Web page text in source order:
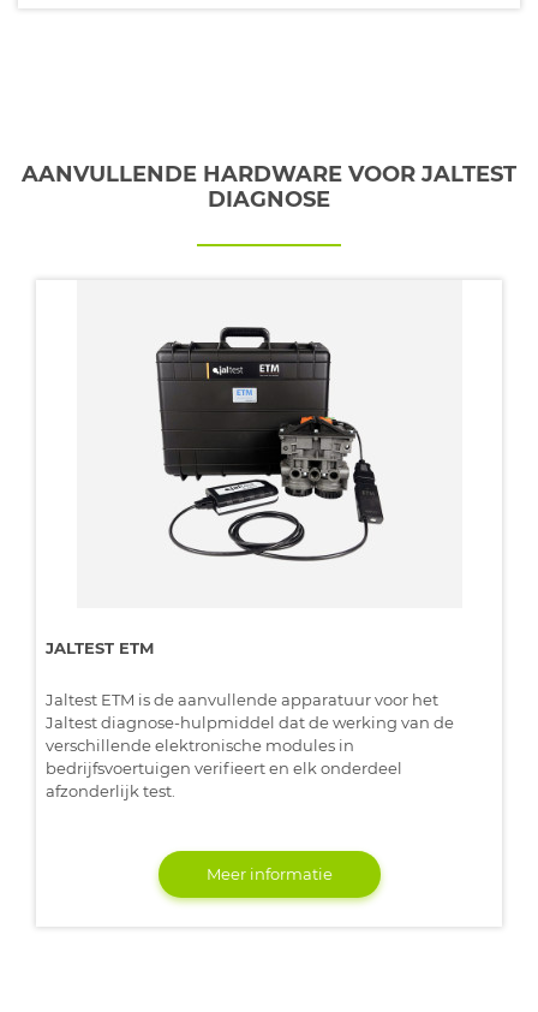
AANVULLENDE HARDWARE VOOR JALTEST
DIAGNOSE
JALTEST ETM
Jaltest ETM is de aanvullende apparatuur voor het
Jaltest diagnose-hulpmiddel dat de werking van de
verschillende elektronische modules in
bedrijfsvoertuigen verifieert en elk onderdeel
afzonderlijk test.
Meer informatie